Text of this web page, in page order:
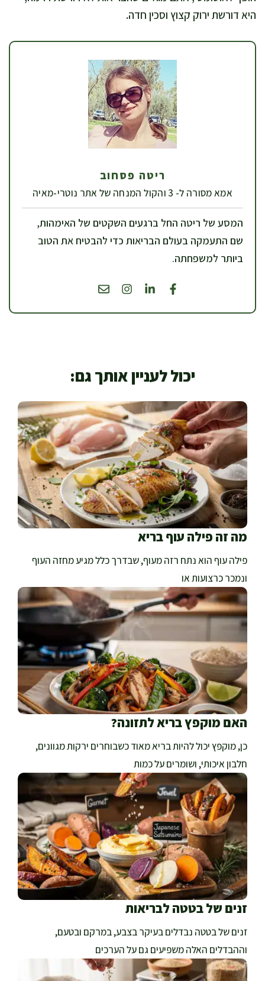
היא דורשת ירוק קצוץ וסכין חדה.
ריטה פסחוב
אמא מסורה ל- 3 והקול המנחה של אתר נוטרי-מאיה
המסע של ריטה החל ברגעים השקטים של האימהות,
שם התעמקה בעולם הבריאות כדי להבטיח את הטוב
ביותר למשפחתה.
יכול לעניין אותך גם:
מה זה פילה עוף בריא
פילה עוף הוא נתח רזה מעוף, שבדרך כלל מגיע מחזה העוף
ונמכר כרצועות או
האם מוקפץ בריא לתזונה?
כן, מוקפץ יכול להיות בריא מאוד כשבוחרים ירקות מגוונים,
חלבון איכותי, ושומרים על כמות
זנים של בטטה לבריאות
זנים של בטטה נבדלים בעיקר בצבע, במרקם ובטעם,
וההבדלים האלה משפיעים גם על הערכים